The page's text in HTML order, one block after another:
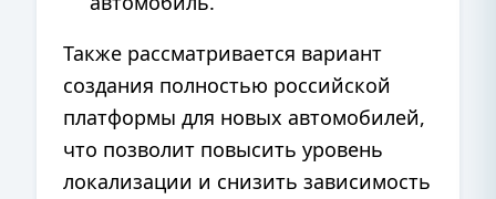
Также рассматривается вариант
создания полностью российской
платформы для новых автомобилей,
что позволит повысить уровень
локализации и снизить зависимость